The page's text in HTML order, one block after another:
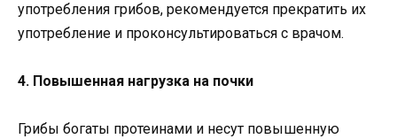
употребления грибов, рекомендуется прекратить их
употребление и проконсультироваться с врачом.
4. Повышенная нагрузка на почки
Грибы богаты протеинами и несут повышенную